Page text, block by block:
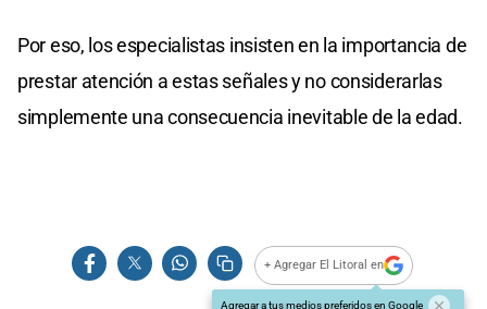
Por eso, los especialistas insisten en la importancia de
prestar atención a estas señales y no considerarlas
simplemente una consecuencia inevitable de la edad.
+ Agregar El Litoral en
Agregar a tus medios preferidos en Google